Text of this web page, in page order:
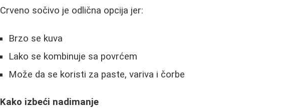
Crveno sočivo je odlična opcija jer:
Brzo se kuva
Lako se kombinuje sa povrćem
Može da se koristi za paste, variva i čorbe
Kako izbeći nadimanje